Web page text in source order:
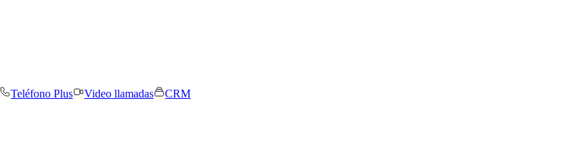
Teléfono Plus Video llamadas
CRM